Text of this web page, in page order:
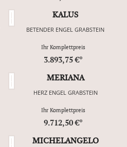
KALUS
BETENDER ENGEL GRABSTEIN
Ihr Komplettpreis
3.893,75 €*
MERIANA
HERZ ENGEL GRABSTEIN
Ihr Komplettpreis
9.712,50 €*
MICHELANGELO